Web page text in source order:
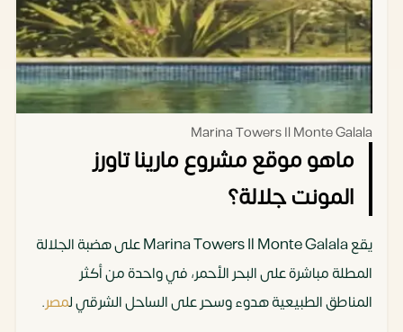
Marina Towers Il Monte Galala
ماهو موقع مشروع مارينا تاورز
المونت جلالة؟
يقع Marina Towers Il Monte Galala على هضبة الجلالة
المطلة مباشرة على البحر الأحمر، في واحدة من أكثر
المناطق الطبيعية هدوء وسحر على الساحل الشرقي لمصر.